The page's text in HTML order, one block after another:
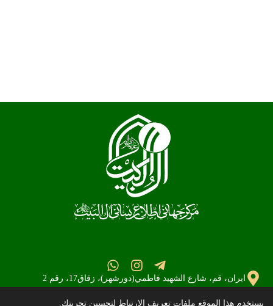
ايران، قم، شارع الشهيد فاطمي(دورشهر)، زقاق17، رقم 2
يستخدم هذا الموقع ملفات تعريف الارتباط لتحسين تجربتك.